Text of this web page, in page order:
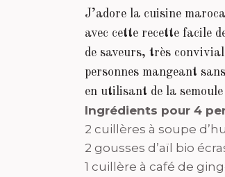
J’adore la cuisine
avec cette recette facile
de saveurs, très
personnes mangeant
en utilisant de la
Ingrédients pour 4
2 cuillères à soupe
2 gousses d’aïl bio
1 cuillère à café de